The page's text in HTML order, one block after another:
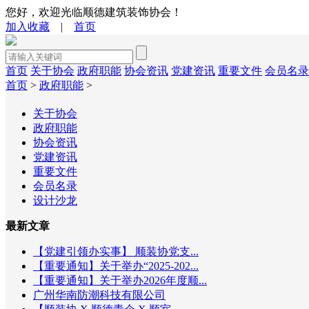
您好，欢迎光临顺德建筑装饰协会！
加入收藏 | 首页
首页 关于协会 政府职能 协会资讯 党建资讯 重要文件 会员名录
首页 > 政府职能 >
关于协会
政府职能
协会资讯
党建资讯
重要文件
会员名录
设计沙龙
最新文章
【党建引领办实事】 顺装协党支...
【重要通知】关于举办“2025-202...
【重要通知】关于举办2026年度顺...
广州华南防潮科技有限公司